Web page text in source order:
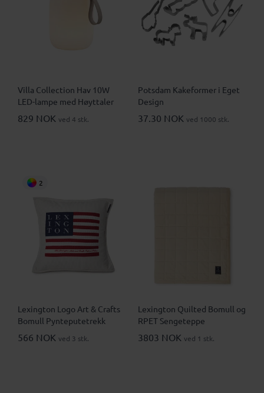
Villa Collection Hav 10W
LED-lampe med Høyttaler
829 NOK ved 4 stk.
Potsdam Kakeformer i Eget
Design
37.30 NOK ved 1000 stk.
2
Lexington Logo Art & Crafts
Bomull Pynteputetrekk
566 NOK ved 3 stk.
Lexington Quilted Bomull og
RPET Sengeteppe
3803 NOK ved 1 stk.